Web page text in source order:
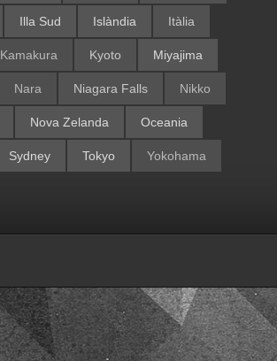
Illa Sud Islàndia Itàlia
Kamakura Kyoto Miyajima
Nara Niagara Falls Nikko
Nova Zelanda Oceania
Sydney Tokyo Yokohama